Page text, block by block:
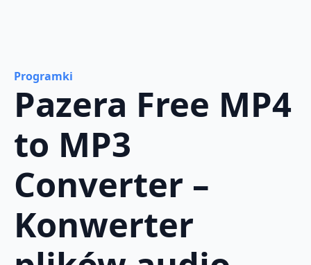
Programki
Pazera Free MP4
to MP3
Converter –
Konwerter